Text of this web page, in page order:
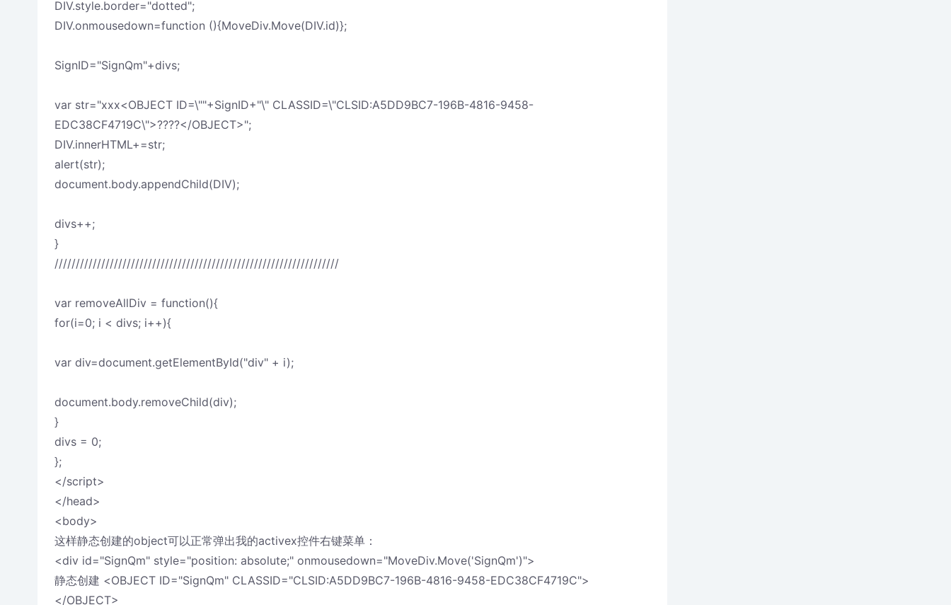
DIV.style.border="dotted";
DIV.onmousedown=function (){MoveDiv.Move(DIV.id)};
SignID="SignQm"+divs;
var str="xxx<OBJECT ID=\""+SignID+"\" CLASSID=\"CLSID:A5DD9BC7-196B-4816-9458-
EDC38CF4719C\">????</OBJECT>";
DIV.innerHTML+=str;
alert(str);
document.body.appendChild(DIV);
divs++;
}
///////////////////////////////////////////////////////////////////
var removeAllDiv = function(){
for(i=0; i < divs; i++){
var div=document.getElementById("div" + i);
document.body.removeChild(div);
}
divs = 0;
};
</script>
</head>
<body>
这样静态创建的object可以正常弹出我的activex控件右键菜单：
<div id="SignQm" style="position: absolute;" onmousedown="MoveDiv.Move('SignQm')">
静态创建 <OBJECT ID="SignQm" CLASSID="CLSID:A5DD9BC7-196B-4816-9458-EDC38CF4719C">
</OBJECT>